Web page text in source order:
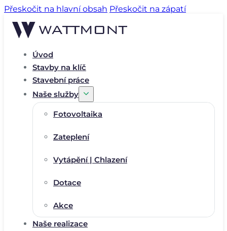
Přeskočit na hlavní obsah Přeskočit na zápatí
Úvod
Stavby na klíč
Stavební práce
Naše služby
Fotovoltaika
Zateplení
Vytápění | Chlazení
Dotace
Akce
Naše realizace